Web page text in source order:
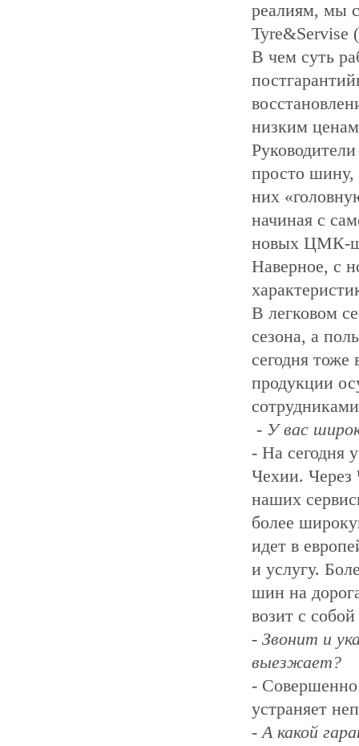
реалиям, мы
Tyre&Servise
В чем суть
низким
просто шину,
них
начиная с
новых ЦМК-
Наверное, с
В легковом
сезона, а
сегодня
продукции
- У вас
- На сегодня
Чехии. Через
наших
более
идет в
и услугу.
шин на
возит с
- Звонит и
выезжает?
- Совершенно
устраняет
- А какой